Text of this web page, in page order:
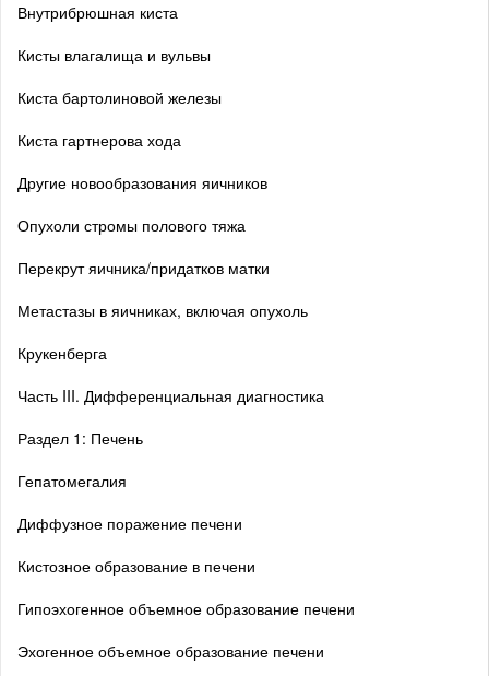
Внутрибрюшная киста
Кисты влагалища и вульвы
Киста бартолиновой железы
Киста гартнерова хода
Другие новообразования яичников
Опухоли стромы полового тяжа
Перекрут яичника/придатков матки
Метастазы в яичниках, включая опухоль
Крукенберга
Часть III. Дифференциальная диагностика
Раздел 1: Печень
Гепатомегалия
Диффузное поражение печени
Кистозное образование в печени
Гипоэхогенное объемное образование печени
Эхогенное объемное образование печени